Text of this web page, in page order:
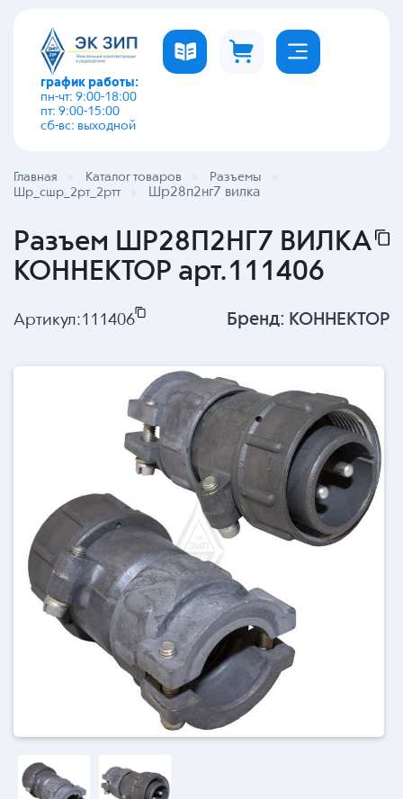
график работы:
пн-чт: 9:00-18:00
пт: 9:00-15:00
сб-вс: выходной
Главная Каталог товаров
Разъемы
Шр_сшр_2рт_2ртт
Шр28п2нг7 вилка
Разъем ШР28П2НГ7 ВИЛКА
КОННЕКТОР арт.111406
Артикул:111406 Бренд: КОННЕКТОР